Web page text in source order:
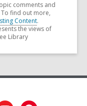
comments and
find out more,
Content.
the views of
Library